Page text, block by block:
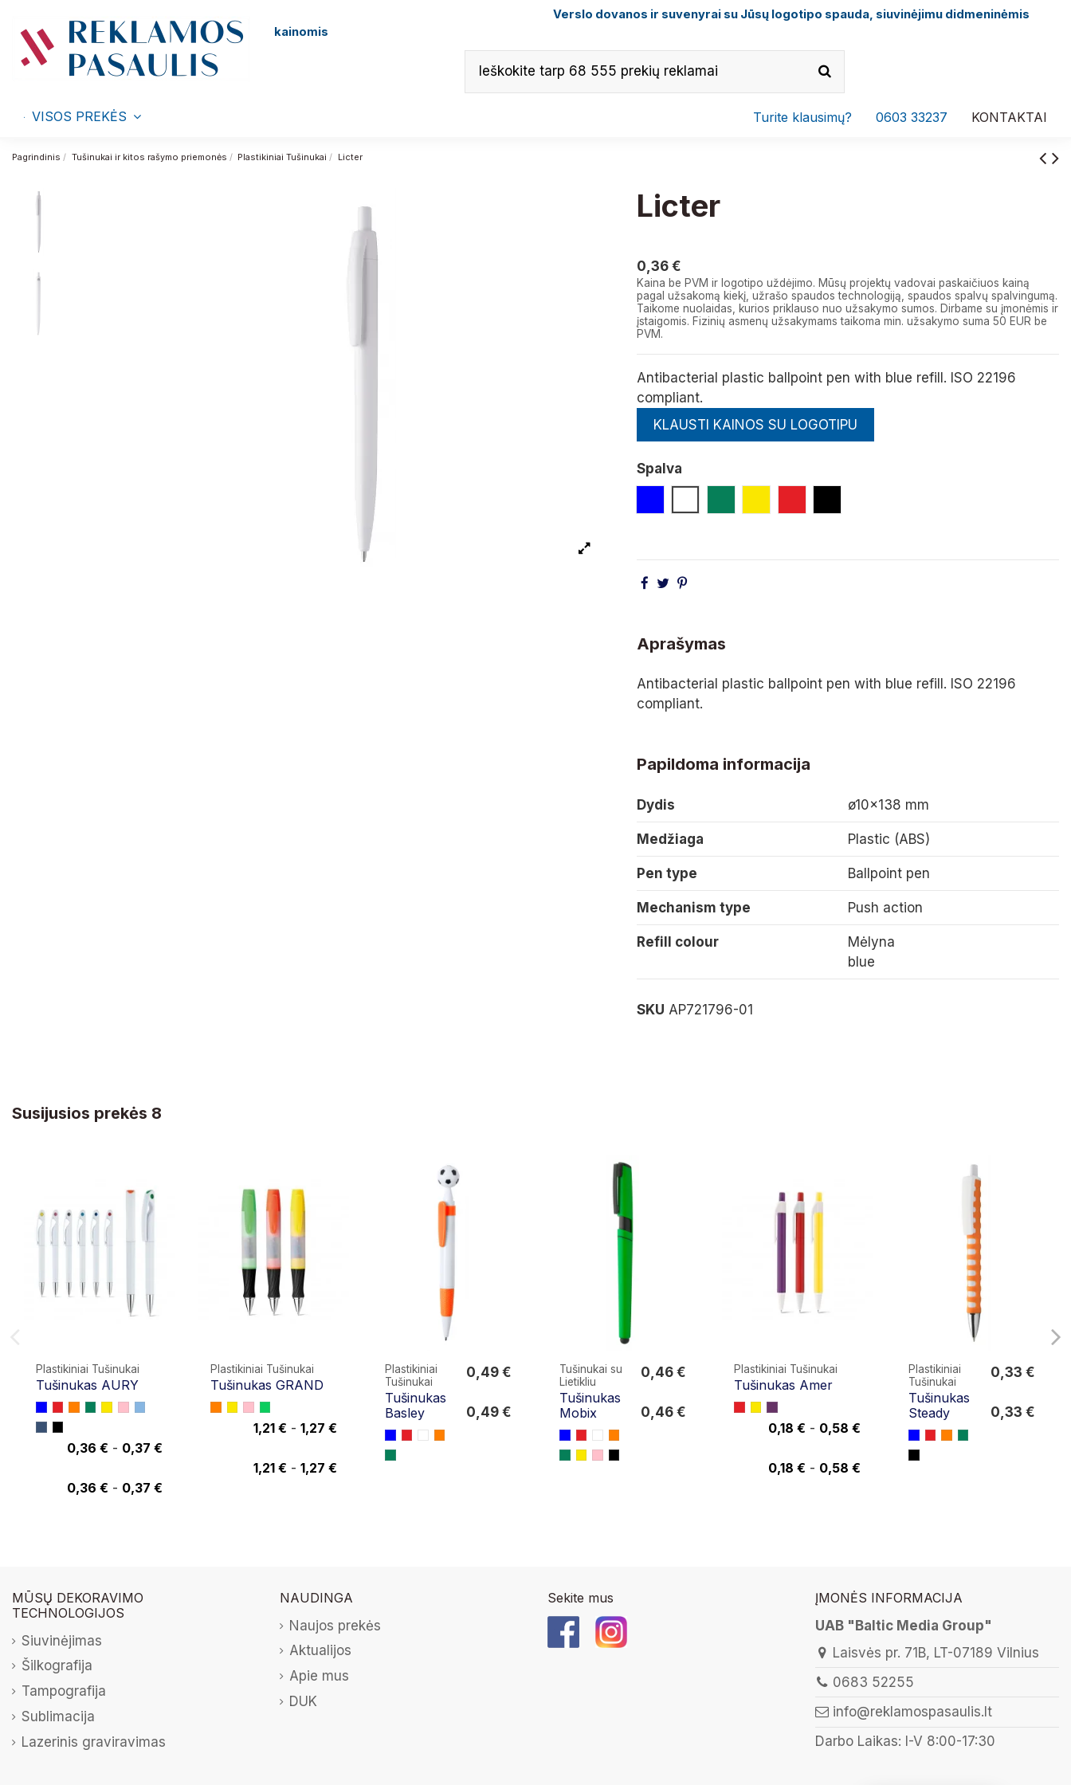
Verslo dovanos ir suvenyrai su Jūsų logotipo spauda, siuvinėjimu didmeninėmis
kainomis
VISOS PREKĖS KONTAKTAI
0603 33237
Turite klausimų?
Pagrindinis Tušinukai ir kitos rašymo priemonės Plastikiniai Tušinukai Licter
Licter
0,36 €
Kaina be PVM ir logotipo uždėjimo. Mūsų projektų vadovai paskaičiuos kainą
pagal užsakomą kiekį, užrašo spaudos technologiją, spaudos spalvų spalvingumą.
Taikome nuolaidas, kurios priklauso nuo užsakymo sumos. Dirbame su įmonėmis ir
įstaigomis. Fizinių asmenų užsakymams taikoma min. užsakymo suma 50 EUR be
PVM.
Antibacterial plastic ballpoint pen with blue refill. ISO 22196
compliant.
KLAUSTI KAINOS SU LOGOTIPU
Spalva
Aprašymas
Antibacterial plastic ballpoint pen with blue refill. ISO 22196
compliant.
Papildoma informacija
Dydis ø10×138 mm
Medžiaga Plastic (ABS)
Pen type Ballpoint pen
Mechanism type Push action
Refill colour
Mėlyna
blue
SKU AP721796-01
Susijusios prekės 8
Plastikiniai Tušinukai
Tušinukas AURY
0,36 € - 0,37 €
0,36 € - 0,37 €
Plastikiniai Tušinukai
Tušinukas GRAND
1,21 € - 1,27 €
1,21 € - 1,27 €
Plastikiniai
Tušinukai
Tušinukas
Basley
0,49 €
0,49 €
Tušinukai su
Lietikliu
Tušinukas
Mobix
0,46 €
0,46 €
Plastikiniai Tušinukai
Tušinukas Amer
0,18 € - 0,58 €
0,18 € - 0,58 €
Plastikiniai
Tušinukai
Tušinukas
Steady
0,33 €
0,33 €
MŪSŲ DEKORAVIMO
TECHNOLOGIJOS
Siuvinėjimas
Šilkografija
Tampografija
Sublimacija
Lazerinis graviravimas
NAUDINGA
Naujos prekės
Aktualijos
Apie mus
DUK
Sekite mus
ĮMONĖS INFORMACIJA
UAB "Baltic Media Group"
Laisvės pr. 71B, LT-07189 Vilnius
0683 52255
info@reklamospasaulis.lt
Darbo Laikas: I-V 8:00-17:30